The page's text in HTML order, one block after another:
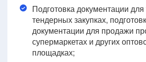
Подготовка документации для
тендерных закупках,
документации для продажи
супермаркетах и других
площадках;